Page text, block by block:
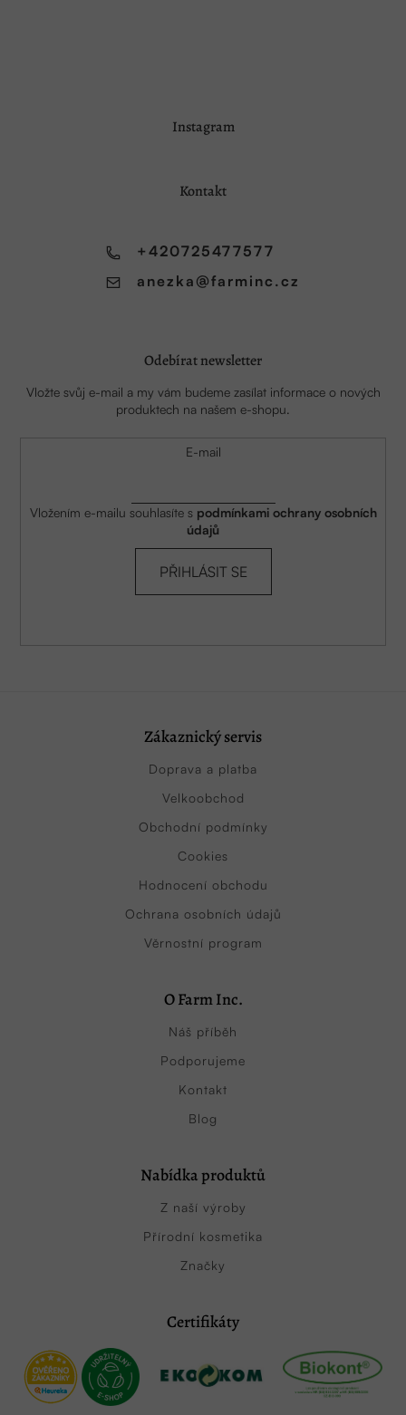
Instagram
Kontakt
anezka @farminc.cz
+420725477577
Odebírat newsletter
Vložte svůj e-mail a my vám budeme zasílat informace o nových
produktech na našem e-shopu.
E-mail
Vložením e-mailu souhlasíte s podmínkami ochrany osobních
údajů
PŘIHLÁSIT SE
Zákaznický servis
Doprava a platba
Velkoobchod
Obchodní podmínky
Cookies
Hodnocení obchodu
Ochrana osobních údajů
Věrnostní program
O Farm Inc.
Náš příběh
Podporujeme
Kontakt
Blog
Nabídka produktů
Z naší výroby
Přírodní kosmetika
Značky
Certifikáty